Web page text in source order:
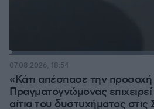
Loaded:
«Κάτι απέσπασε την
Πραγματογνώμονας
αίτια του δυστυχήματος στις
07.08.2026, 18:54